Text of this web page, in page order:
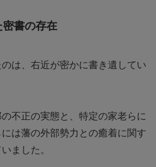
書の存在
は、右近が密かに書き遺してい
不正の実態と、特定の家老らに
は藩の外部勢力との癒着に関す
ました。